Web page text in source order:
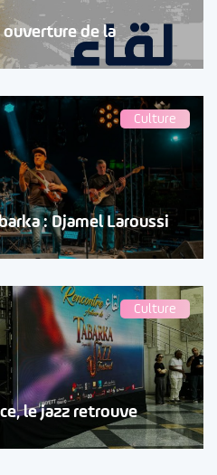
ouverture de la
Culture
: Djamel Laroussi
Culture
le jazz retrouve